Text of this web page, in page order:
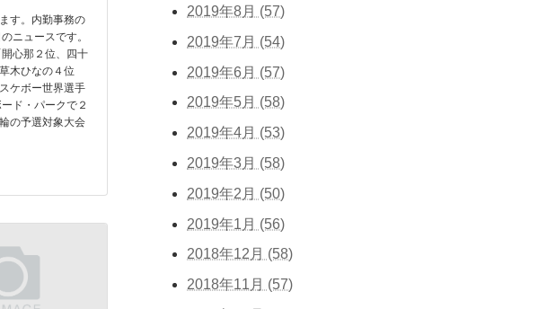
す。内勤事務の
ニュースです。
開心那２位、四十
木ひなの４位
ケボー世界選手
ド・パークで２
の予選対象大会
2019年8月 (57)
2019年7月 (54)
2019年6月 (57)
2019年5月 (58)
2019年4月 (53)
2019年3月 (58)
2019年2月 (50)
2019年1月 (56)
2018年12月 (58)
2018年11月 (57)